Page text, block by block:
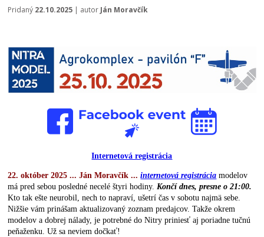
Pridaný 22.10.2025 | autorJán Moravčík
Internetová registrácia
22. október 2025 ... Ján Moravčík ...internetová registrácia modelov
má pred sebou posledné necelé štyri hodiny.Končí dnes, presne o 21:00.
Kto tak ešte neurobil, nech to napraví, ušetrí čas v sobotu najmä sebe.
Nižšie vám prinášam aktualizovaný zoznam predajcov. Takže okrem
modelov a dobrej nálady, je potrebné do Nitry priniesť aj poriadne tučnú
peňaženku. Už sa neviem dočkať!